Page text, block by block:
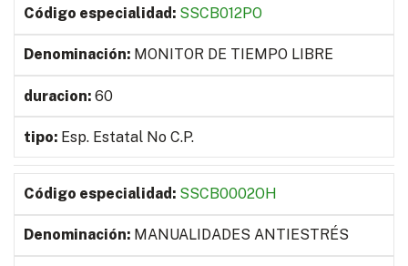
SSCB012PO
MONITOR DE TIEMPO LIBRE
60
Esp. Estatal No C.P.
SSCB0002OH
MANUALIDADES ANTIESTRÉS